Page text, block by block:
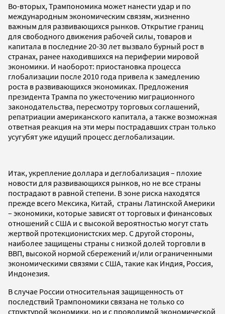
Во-вторых, Трампономика может нанести удар и по
международным экономическим связям, жизненно
важным для развивающихся рынков. Открытие границ
для свободного движения рабочей силы, товаров и
капитала в последние 20-30 лет вызвало бурный рост в
странах, ранее находившихся на периферии мировой
экономики. И наоборот: приостановка процесса
глобализации после 2010 года привела к замедлению
роста в развивающихся экономиках. Предложения
президента Трампа по ужесточению миграционного
законодательства, пересмотру торговых соглашений,
репатриации американского капитала, а также возможная
ответная реакция на эти меры пострадавших стран только
усугубят уже идущий процесс деглобализации.
Итак, укрепление доллара и деглобализация – плохие
новости для развивающихся рынков, но не все страны
пострадают в равной степени. В зоне риска находятся
прежде всего Мексика, Китай, страны Латинской Америки
– экономики, которые зависят от торговых и финансовых
отношений с США и с высокой вероятностью могут стать
жертвой протекционистских мер. С другой стороны,
наиболее защищены страны с низкой долей торговли в
ВВП, высокой нормой сбережений и/или ограниченными
экономическими связями с США, такие как Индия, Россия,
Индонезия.
В случае России относительная защищенность от
последствий Трампономики связана не только со
структурой экономики, но и с проводимой экономической